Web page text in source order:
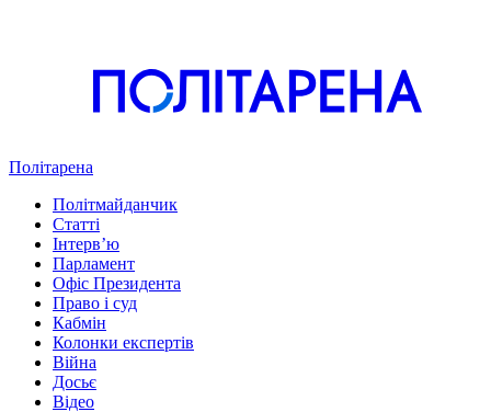
Політарена
Політмайданчик
Статті
Інтервʼю
Парламент
Офіс Президента
Право і суд
Кабмін
Колонки експертів
Війна
Досьє
Відео